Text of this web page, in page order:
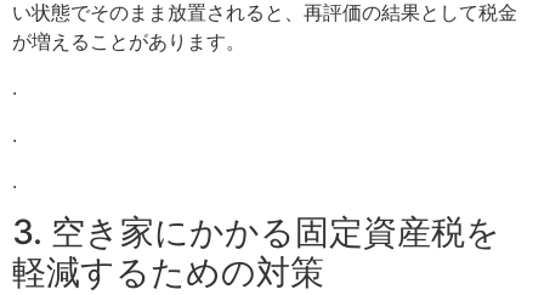
い状態でそのまま放置されると、再評価の結果として税金
が増えることがあります。
.
.
.
3. 空き家にかかる固定資産税を
軽減するための対策